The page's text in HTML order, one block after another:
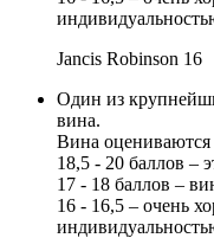
Jancis Robinson 16
Один из
вина.
Вина
18,5 - 20 баллов –
17 - 18 баллов –
16 - 16,5 – очень